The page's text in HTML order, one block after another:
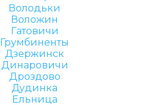
Володьки
Воложин
Гатовичи
Грумбиненты
Дзержинск
Динаровичи
Дроздово
Дудинка
Ельница